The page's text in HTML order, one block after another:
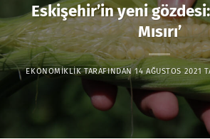
Eskişehir’in yeni
Mısırı’
EKONOMIKLIKTARAFINDAN 14 AĞUSTOS 2021